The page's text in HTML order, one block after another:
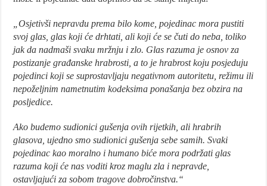
„Osjetivši nepravdu prema bilo kome, pojedinac mora pustiti
svoj glas, glas koji će drhtati, ali koji će se čuti do neba, toliko
jak da nadmaši svaku mržnju i zlo. Glas razuma je osnov za
postizanje građanske hrabrosti, a to je hrabrost koju posjeduju
pojedinci koji se suprostavljaju negativnom autoritetu, režimu ili
nepoželjnim nametnutim kodeksima ponašanja bez obzira na
posljedice.
Ako budemo sudionici gušenja ovih rijetkih, ali hrabrih
glasova, ujedno smo sudionici gušenja sebe samih. Svaki
pojedinac kao moralno i humano biće mora podržati glas
razuma koji će nas voditi kroz maglu zla i nepravde,
ostavljajući za sobom tragove dobročinstva.“